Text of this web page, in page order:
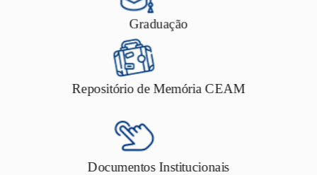
Graduação
Repositório de Memória CEAM
Documentos Institucionais